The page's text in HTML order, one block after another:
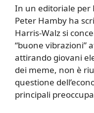
In un editoriale per
Peter Hamby ha
Harris-Walz si
“buone vibrazioni”
attirando giovani
dei meme, non è
questione
principali